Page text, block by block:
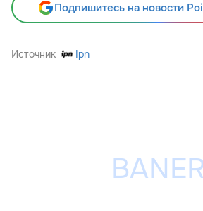
Подпишитесь на новости
Источник Ipn